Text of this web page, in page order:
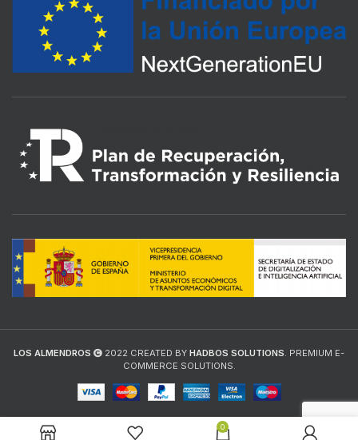
LOS ALMENDROS 2022 CREATED BY HADBOS SOLUTIONS. PREMIUM E-
COMMERCE SOLUTIONS.
0